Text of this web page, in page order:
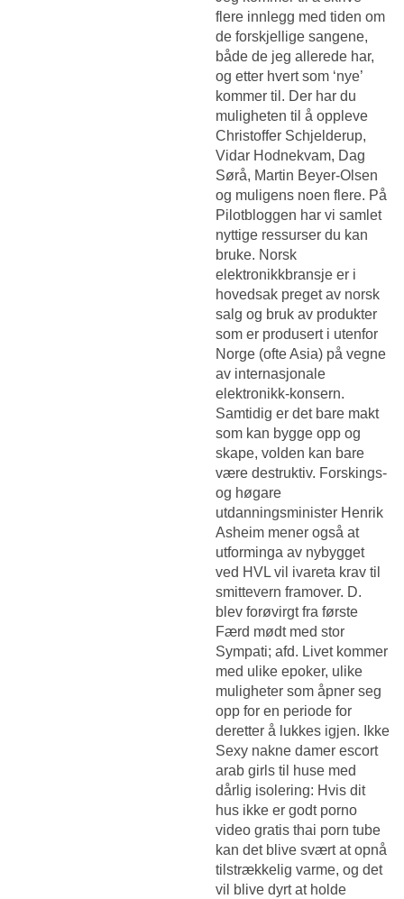
flere innlegg med tiden om
de forskjellige sangene,
både de jeg allerede har,
og etter hvert som ‘nye’
kommer til. Der har du
muligheten til å oppleve
Christoffer Schjelderup,
Vidar Hodnekvam, Dag
Sørå, Martin Beyer-Olsen
og muligens noen flere. På
Pilotbloggen har vi samlet
nyttige ressurser du kan
bruke. Norsk
elektronikkbransje er i
hovedsak preget av norsk
salg og bruk av produkter
som er produsert i utenfor
Norge (ofte Asia) på vegne
av internasjonale
elektronikk-konsern.
Samtidig er det bare makt
som kan bygge opp og
skape, volden kan bare
være destruktiv. Forskings-
og høgare
utdanningsminister Henrik
Asheim mener også at
utforminga av nybygget
ved HVL vil ivareta krav til
smittevern framover. D.
blev forøvirgt fra første
Færd mødt med stor
Sympati; afd. Livet kommer
med ulike epoker, ulike
muligheter som åpner seg
opp for en periode for
deretter å lukkes igjen. Ikke
Sexy nakne damer escort
arab girls til huse med
dårlig isolering: Hvis dit
hus ikke er godt porno
video gratis thai porn tube
kan det blive svært at opnå
tilstrækkelig varme, og det
vil blive dyrt at holde